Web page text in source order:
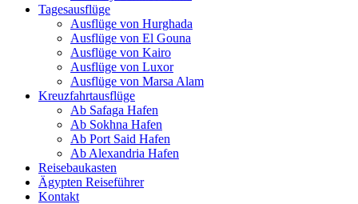
Tagesausflüge
Ausflüge von Hurghada
Ausflüge von El Gouna
Ausflüge von Kairo
Ausflüge von Luxor
Ausflüge von Marsa Alam
Kreuzfahrtausflüge
Ab Safaga Hafen
Ab Sokhna Hafen
Ab Port Said Hafen
Ab Alexandria Hafen
Reisebaukasten
Ägypten Reiseführer
Kontakt